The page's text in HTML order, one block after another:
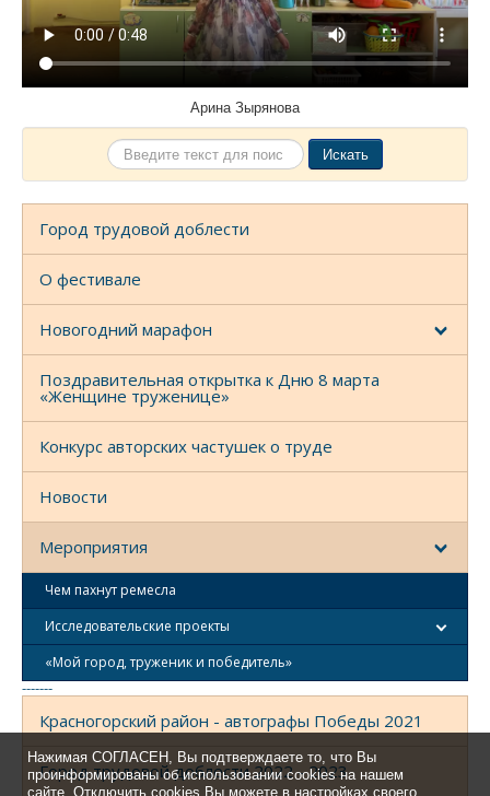
Арина Зырянова
Искать...
Искать
Город трудовой доблести
О фестивале
Новогодний марафон
Поздравительная открытка к Дню 8 марта
«Женщине труженице»
Конкурс авторских частушек о труде
Новости
Мероприятия
Чем пахнут ремесла
Исследовательские проекты
«Мой город, труженик и победитель»
-------
Красногорский район - автографы Победы 2021
Город трудовой доблести 2022 - 2023
Нажимая СОГЛАСЕН, Вы подтверждаете то, что Вы
проинформированы об использовании cookies на нашем
сайте. Отключить cookies Вы можете в настройках своего